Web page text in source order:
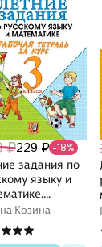
₽229 ₽ -18%
задания по
языку и
тетрадь за
3 класса. ФГОС
Козина